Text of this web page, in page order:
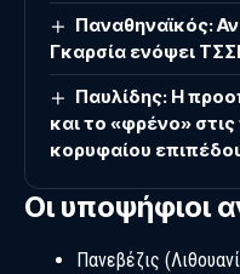
Παναθηναϊκός:
Γκαρσία ενόψει
Παυλίδης: Η
και το «φρένο»
κορυφαίου
Οι υποψήφιοι
Πανεβέζις